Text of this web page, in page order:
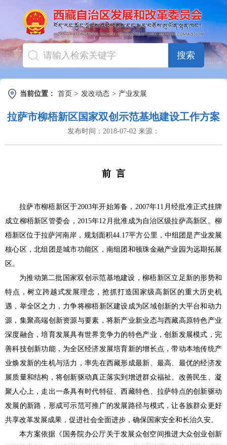
搜索
当前位置： 首页 > 发改动态 > 产业发展
拉萨市柳梧新区国家双创示范基地建设工作方案
发布时间： 2018-07-02 来源：
前 言
拉萨市柳梧新区于2003年开始筹备，2007年11月经批准正式挂牌
成立柳梧新区管委会，2015年12月批准成为自治区级拉萨高新区。柳
梧新区位于拉萨河南岸，规划面积44.17平方公里，中组团是产业发展
核心区，北组团是城市功能区，南组团和顿珠金融产业园为远期拓展
区。
为推动第二批国家双创示范基地建设，柳梧新区立足新的形势和
特点，树立跨越式发展理念，抢抓打造国家级高新区的重大历史机
遇，举全区之力，力争将柳梧新区建设成为区域创新的大平台和动力
源，集聚高端创新资源与要素，将新产业新业态与西藏高原特色产业
深度融合，培育发展具有世界竞争力的特色产业，创新发展模式，完
善科技创新功能，为全区经济发展培育新的增长点，带动本地传统产
业焕发新的生机与活力，率先在西藏形成最新、最高、最优的经济发
展质量和结构，将创新驱动真正落实到增进群众福祉、改善民生、凝
聚人心上，走出一条具有时代特征、西藏特色、拉萨特点的创新驱动
发展的新路，形成可示范可推广的发展路径与模式，让各族群众更好
共享改革发展成果，促进社会全面进步，确保国家安全和长治久安。
本方案依据《国务院办公厅关于发展众创空间推进大众创业创新